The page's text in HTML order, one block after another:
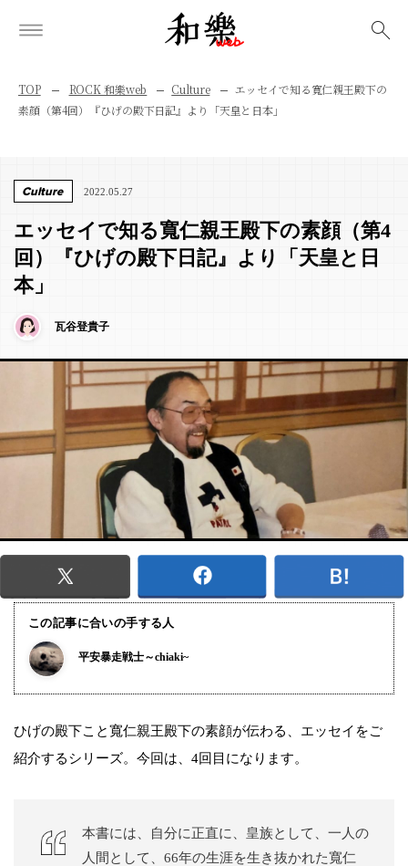
TOP ROCK 和樂web Culture
エッセイで知る寬仁親王殿下の
素顔（第4回）『ひげの殿下日記』より「天皇と日本」
Culture 2022.05.27
エッセイで知る寬仁親王殿下の素顔（第4
回）『ひげの殿下日記』より「天皇と日
本」
瓦谷登貴子
この記事に合いの手する人
平安暴走戦士～chiaki~
ひげの殿下こと寬仁親王殿下の素顔が伝わる、エッセイをご
紹介するシリーズ。今回は、4回目になります。
本書には、自分に正直に、皇族として、一人の
人間として、66年の生涯を生き抜かれた寬仁